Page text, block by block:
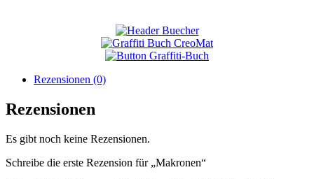
Rezensionen (0)
Rezensionen
Es gibt noch keine Rezensionen.
Schreibe die erste Rezension für „Makronen“